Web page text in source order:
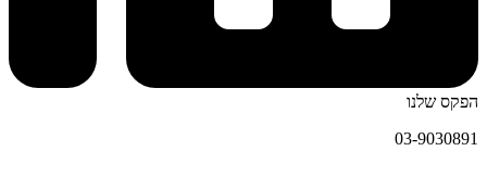
הפקס שלנו
03-9030891